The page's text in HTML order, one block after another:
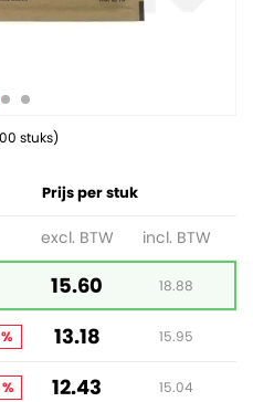
stuks)
Prijs per stuk
excl. BTW incl. BTW
15.60 18.88
13.18 15.95
12.43 15.04